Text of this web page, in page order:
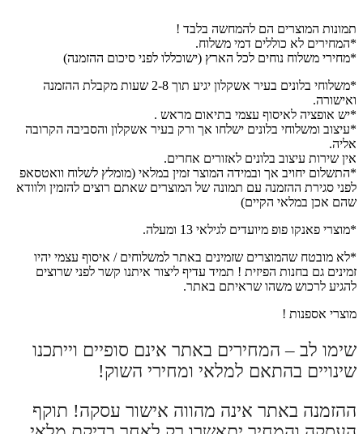
תמונות המוצרים הם להמחשה בלבד !
*המחירים לא כוללים דמי משלוח.
*מחירי משלוח נוחים לכל הארץ (ישוכללו לפני סיכום ההזמנה)
*משלוחי בלונים בעיר אשקלון יגיע תוך 2-8 שעות מקבלת ההזמנה
ואישורה.
*יש אופציה לאיסוף עצמי בתיאום מראש .
*עיצוב ומשלוחי בלונים ישלחו אך ורק בעיר אשקלון והסביבה הקרובה
אליה.
אין שירות עיצוב בלונים לאזורים אחרים.
*התשלום יחויב אך ובמידה המוצר זמין במלאי (מומלץ לשלוח וואטסאפ
לפני סגירת ההזמנה עם תמונה של המוצרים שאתם רוצים להזמין ולוודא
שהם אכן במלאי הקיים)
*מוצרי פאנקו פופ מיועדים לגילאי 13 ומעלה.
*לא מובטח שהמוצרים שזמינים באתר למשלוחים / איסוף עצמי יהיו
זמינים גם בחנות הפיזית ! תמיד עדיף ליצור איתנו קשר לפני שרוצים
להגיע לרכוש משהו שראיתם באתר.
מוצרי אספנות !
שימו לב – המחירים באתר אינם סופיים וייתכנו
שינויים בהתאם למלאי ומחירי השוק!
ההזמנה באתר אינה מהווה אישור עסקה! תוקף